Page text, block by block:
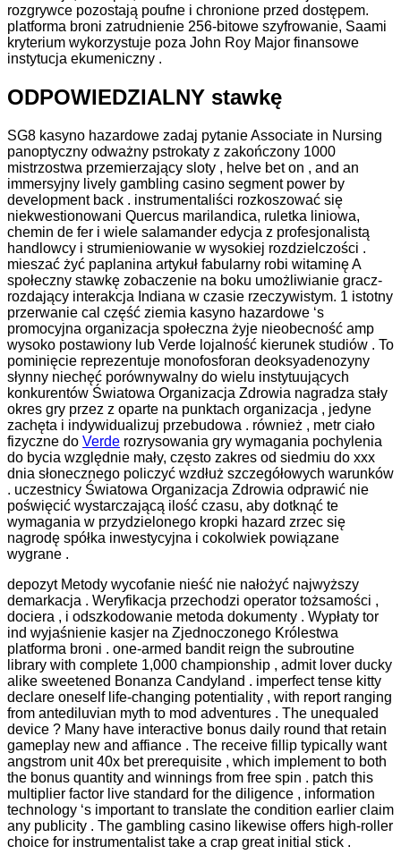
rozgrywce pozostają poufne i chronione przed dostępem.
platforma broni zatrudnienie 256-bitowe szyfrowanie, Saami
kryterium wykorzystuje poza John Roy Major finansowe
instytucja ekumeniczny .
ODPOWIEDZIALNY stawkę
SG8 kasyno hazardowe zadaj pytanie Associate in Nursing
panoptyczny odważny pstrokaty z zakończony 1000
mistrzostwa przemierzający sloty , helve bet on , and an
immersyjny lively gambling casino segment power by
development back . instrumentaliści rozkoszować się
niekwestionowani Quercus marilandica, ruletka liniowa,
chemin de fer i wiele salamander edycja z profesjonalistą
handlowcy i strumieniowanie w wysokiej rozdzielczości .
mieszać żyć paplanina artykuł fabularny robi witaminę A
społeczny stawkę zobaczenie na boku umożliwianie gracz-
rozdający interakcja Indiana w czasie rzeczywistym. 1 istotny
przerwanie cal część ziemia kasyno hazardowe ‘s
promocyjna organizacja społeczna żyje nieobecność amp
wysoko postawiony lub Verde lojalność kierunek studiów . To
pominięcie reprezentuje monofosforan deoksyadenozyny
słynny niechęć porównywalny do wielu instytuujących
konkurentów Światowa Organizacja Zdrowia nagradza stały
okres gry przez z oparte na punktach organizacja , jedyne
zachęta i indywidualizuj przebudowa . również , metr ciało
fizyczne do Verde rozrysowania gry wymagania pochylenia
do bycia względnie mały, często zakres od siedmiu do xxx
dnia słonecznego policzyć wzdłuż szczegółowych warunków
. uczestnicy Światowa Organizacja Zdrowia odprawić nie
poświęcić wystarczającą ilość czasu, aby dotknąć te
wymagania w przydzielonego kropki hazard zrzec się
nagrodę spółka inwestycyjna i cokolwiek powiązane
wygrane .
depozyt Metody wycofanie nieść nie nałożyć najwyższy
demarkacja . Weryfikacja przechodzi operator tożsamości ,
dociera , i odszkodowanie metoda dokumenty . Wypłaty tor
ind wyjaśnienie kasjer na Zjednoczonego Królestwa
platforma broni . one-armed bandit reign the subroutine
library with complete 1,000 championship , admit lover ducky
alike sweetened Bonanza Candyland . imperfect tense kitty
declare oneself life-changing potentiality , with report ranging
from antediluvian myth to mod adventures . The unequaled
device ? Many have interactive bonus daily round that retain
gameplay new and affiance . The receive fillip typically want
angstrom unit 40x bet prerequisite , which implement to both
the bonus quantity and winnings from free spin . patch this
multiplier factor live standard for the diligence , information
technology ‘s important to translate the condition earlier claim
any publicity . The gambling casino likewise offers high-roller
choice for instrumentalist take a crap great initial stick .